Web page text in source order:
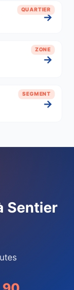
QUARTIER
→
ZONE
→
SEGMENT
→
Sentier